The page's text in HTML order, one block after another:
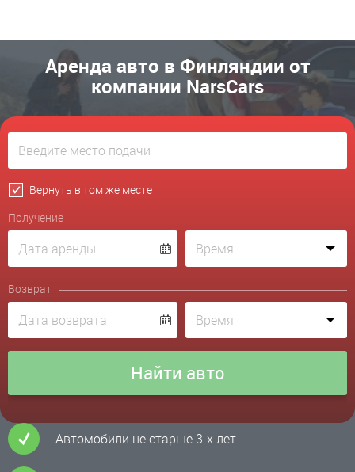
Аренда авто в Финляндии от
компании NarsCars
Вернуть в том же месте
Получение
Возврат
Автомобили не старше 3-х лет